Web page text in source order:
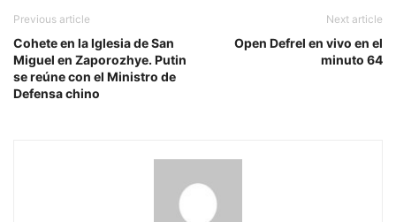
Previous article
Cohete en la Iglesia de San
Miguel en Zaporozhye. Putin
se reúne con el Ministro de
Defensa chino
Next article
Open Defrel en vivo en el
minuto 64